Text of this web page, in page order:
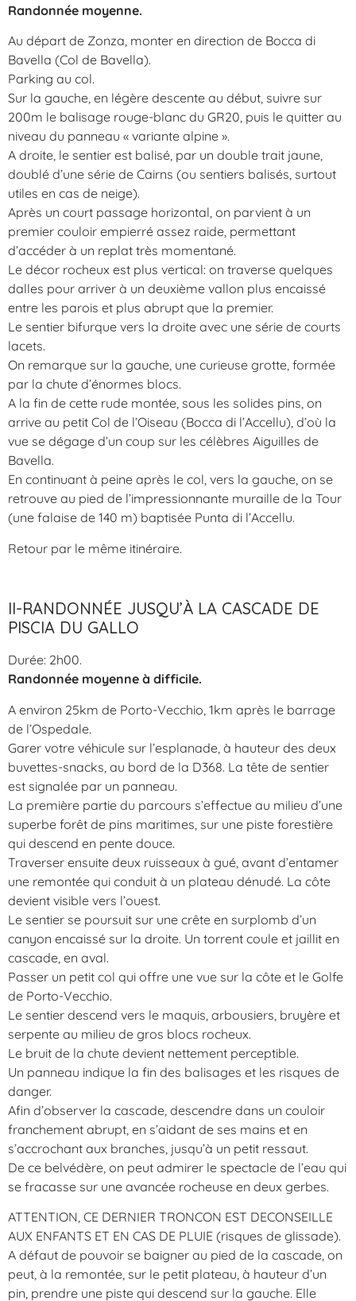
Randonnée moyenne.
Au départ de Zonza, monter en direction de Bocca di
Bavella (Col de Bavella).
Parking au col.
Sur la gauche, en légère descente au début, suivre sur
200m le balisage rouge-blanc du GR20, puis le quitter au
niveau du panneau « variante alpine ».
A droite, le sentier est balisé, par un double trait jaune,
doublé d’une série de Cairns (ou sentiers balisés, surtout
utiles en cas de neige).
Après un court passage horizontal, on parvient à un
premier couloir empierré assez raide, permettant
d’accéder à un replat très momentané.
Le décor rocheux est plus vertical: on traverse quelques
dalles pour arriver à un deuxième vallon plus encaissé
entre les parois et plus abrupt que la premier.
Le sentier bifurque vers la droite avec une série de courts
lacets.
On remarque sur la gauche, une curieuse grotte, formée
par la chute d’énormes blocs.
A la fin de cette rude montée, sous les solides pins, on
arrive au petit Col de l’Oiseau (Bocca di l’Accellu), d’où la
vue se dégage d’un coup sur les célèbres Aiguilles de
Bavella.
En continuant à peine après le col, vers la gauche, on se
retrouve au pied de l’impressionnante muraille de la Tour
(une falaise de 140 m) baptisée Punta di l’Accellu.
Retour par le même itinéraire.
II-RANDONNÉE JUSQU’À LA CASCADE DE
PISCIA DU GALLO
Durée: 2h00.
Randonnée moyenne à difficile.
A environ 25km de Porto-Vecchio, 1km après le barrage
de l’Ospedale.
Garer votre véhicule sur l’esplanade, à hauteur des deux
buvettes-snacks, au bord de la D368. La tête de sentier
est signalée par un panneau.
La première partie du parcours s’effectue au milieu d’une
superbe forêt de pins maritimes, sur une piste forestière
qui descend en pente douce.
Traverser ensuite deux ruisseaux à gué, avant d’entamer
une remontée qui conduit à un plateau dénudé. La côte
devient visible vers l’ouest.
Le sentier se poursuit sur une crête en surplomb d’un
canyon encaissé sur la droite. Un torrent coule et jaillit en
cascade, en aval.
Passer un petit col qui offre une vue sur la côte et le Golfe
de Porto-Vecchio.
Le sentier descend vers le maquis, arbousiers, bruyère et
serpente au milieu de gros blocs rocheux.
Le bruit de la chute devient nettement perceptible.
Un panneau indique la fin des balisages et les risques de
danger.
Afin d’observer la cascade, descendre dans un couloir
franchement abrupt, en s’aidant de ses mains et en
s’accrochant aux branches, jusqu’à un petit ressaut.
De ce belvédère, on peut admirer le spectacle de l’eau qui
se fracasse sur une avancée rocheuse en deux gerbes.
ATTENTION, CE DERNIER TRONCON EST DECONSEILLE
AUX ENFANTS ET EN CAS DE PLUIE (risques de glissade).
A défaut de pouvoir se baigner au pied de la cascade, on
peut, à la remontée, sur le petit plateau, à hauteur d’un
pin, prendre une piste qui descend sur la gauche. Elle